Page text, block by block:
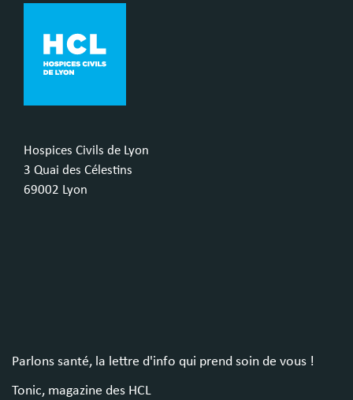
Hospices Civils de Lyon
3 Quai des Célestins
69002 Lyon
Parlons santé, la lettre d'info qui prend soin de vous !
Tonic, magazine des HCL